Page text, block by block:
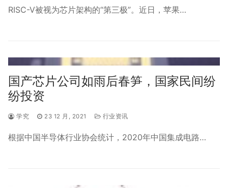
RISC-V被视为芯片架构的“第三极”。近日，苹果…
国产芯片公司如雨后春笋，国家民间纷
纷投资
学究 23 12 月, 2021 行业资讯
根据中国半导体行业协会统计，2020年中国集成电路…